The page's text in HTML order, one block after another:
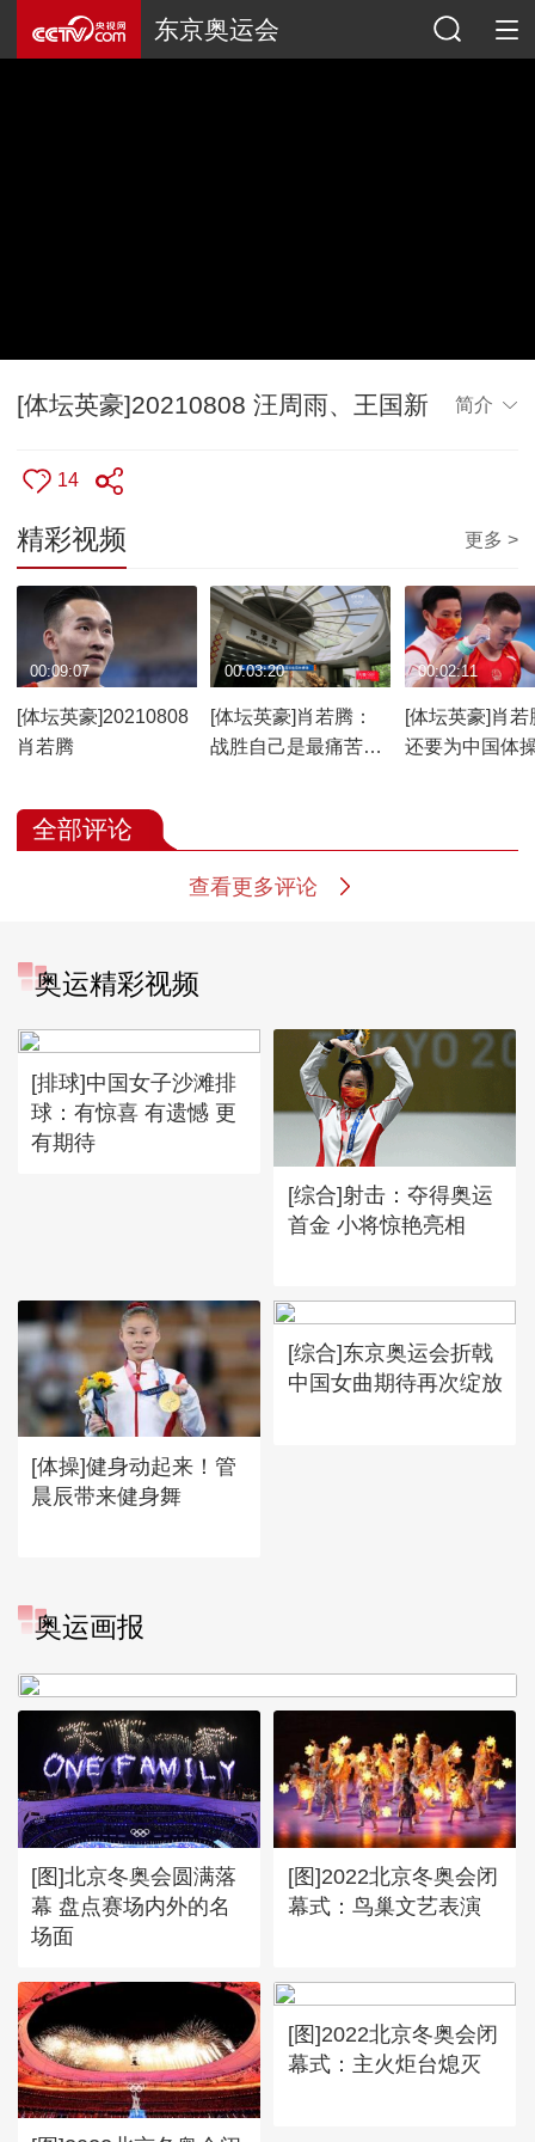
东京奥运会
[体坛英豪]20210808 汪周雨、王国新 简介
14
精彩视频 更多 >
[体坛英豪]20210808
肖若腾
00:09:07
[体坛英豪]肖若腾：
战胜自己是最痛苦也
00:03:20
[体坛英豪]肖若
还要为中国体
00:02:11
全部评论
查看更多评论
奥运精彩视频
[排球]中国女子沙滩排
球：有惊喜 有遗憾 更
有期待
[综合]射击：夺得奥运
首金 小将惊艳亮相
[体操]健身动起来！管
晨辰带来健身舞
[综合]东京奥运会折戟
中国女曲期待再次绽放
奥运画报
[图]冬奥会冬残奥会表彰大会
[图]北京冬奥会圆满落
幕 盘点赛场内外的名
场面
[图]2022北京冬奥会闭
幕式：鸟巢文艺表演
[图]2022北京冬奥会闭
幕式：主火炬台熄灭